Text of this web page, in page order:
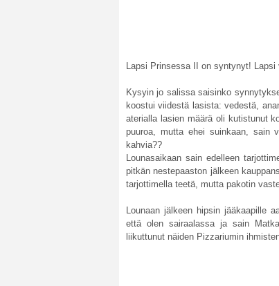
Lapsi Prinsessa II on syntynyt!
Kysyin jo salissa saisinko
koostui viidestä lasista: vedestä,
aterialla lasien määrä oli kutistunut
puuroa, mutta ehei suinkaan, sain
kahvia??
Lounasaikaan sain edelleen
pitkän nestepaaston jälkeen
tarjottimella teetä, mutta pakotin
Lounaan jälkeen hipsin jääkaapille
että olen sairaalassa ja sain
liikuttunut näiden Pizzariumin